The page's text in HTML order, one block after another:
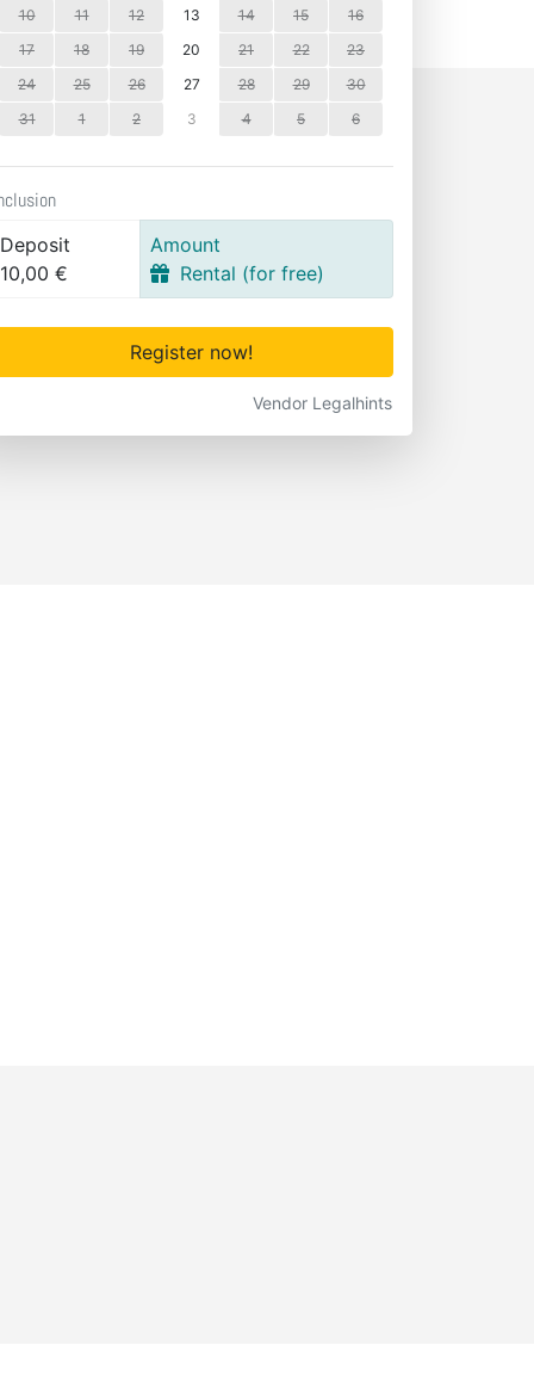
10
11 12 13 14 15
16
17
18 19 20 21 22
23
24
25 26 27 28 29
30
31
1 2 3 4 5 6
Deposit
10,00 €
Amount
Rental (for free)
Register now!
Vendor Legalhints